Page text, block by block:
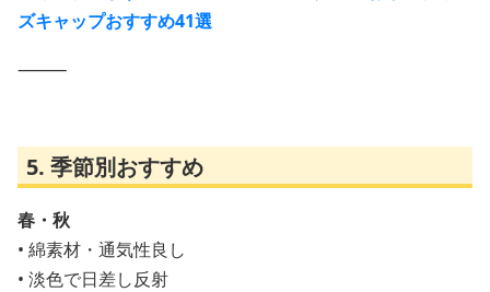
ズキャップおすすめ41選
⸻
5. 季節別おすすめ
春・秋
• 綿素材・通気性良し
• 淡色で日差し反射